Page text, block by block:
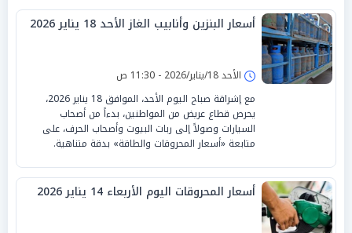
أسعار البنزين وأنابيب الغاز الأحد 18 يناير 2026
الأحد 18/يناير/2026 - 11:30 ص
مع إشراقة صباح اليوم الأحد، الموافق 18 يناير 2026،
يحرص قطاع عريض من المواطنين، بدءاً من أصحاب
السيارات وصولاً إلى ربات البيوت وأصحاب الحرف، على
متابعة «أسعار المحروقات والطاقة» بدقة متناهية.
أسعار المحروقات اليوم الأربعاء 14 يناير 2026